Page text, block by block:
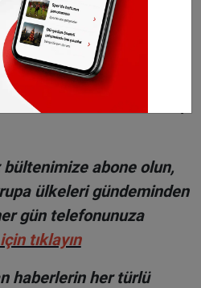
Hollanda'daki polis
müdahalesiyle gündeme
gelen Filistinli çiftin
bebeği aileden alındı
hesabımızdan
abone olun,
ülkeleri gündeminden
gün telefonunuza
tıklayın
haberlerin her türlü